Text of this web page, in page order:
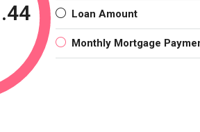
Loan Amount
Monthly Mortgage